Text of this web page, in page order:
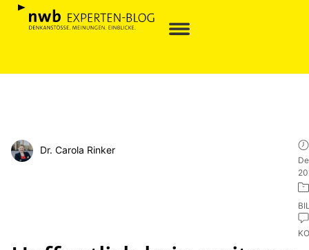
Dr. Carola Rinker